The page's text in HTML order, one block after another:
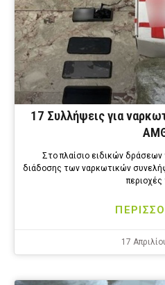
17 Συλλήψεις για
Στο πλαίσιο ειδικών
διάδοσης των ναρκωτικών
17